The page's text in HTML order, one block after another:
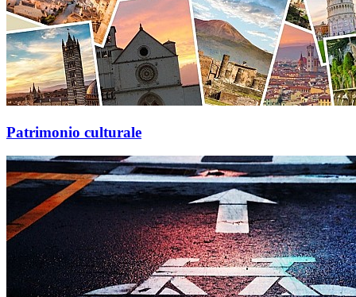
Patrimonio culturale